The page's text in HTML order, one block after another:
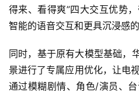
得来、看得爽”四大交互优势
智能的语音交互和更具沉浸感的
同时，基于原有大模型基础，
景进行了专属应用优化，让电
通过模糊剧情、角色/演员、台